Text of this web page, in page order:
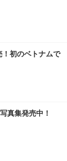
初のベトナムで
真集発売中！